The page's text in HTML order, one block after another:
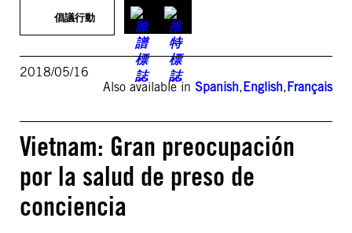
倡議行動
2018/05/16
Also available in Spanish,English,Français
Vietnam: Gran preocupación
por la salud de preso de
conciencia